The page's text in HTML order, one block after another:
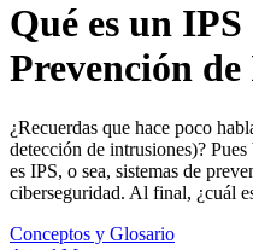
Qué es un
Prevención
¿Recuerdas que hace poco
detección de intrusiones)?
es IPS, o sea, sistemas de
ciberseguridad. Al final, ¿cuál
Conceptos y Glosario